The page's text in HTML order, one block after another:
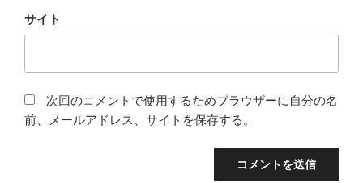
サイト
次回のコメントで使用するためブラウザーに自分の名
前、メールアドレス、サイトを保存する。